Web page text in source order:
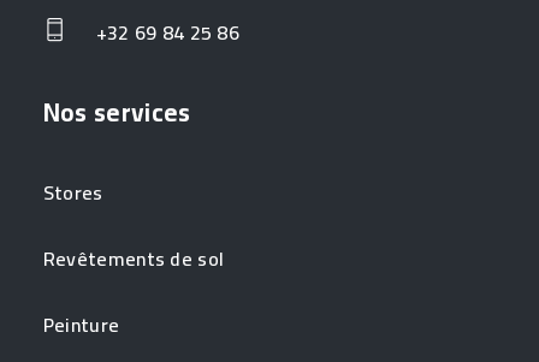
+32 69 84 25 86
Nos services
Stores
Revêtements de sol
Peinture